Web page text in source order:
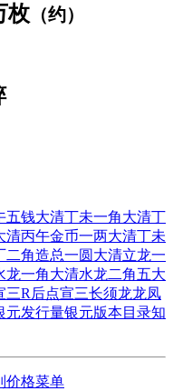
枚 （约）
五钱大清丁未一角大清丁
清丙午金币一两大清丁未
二角造总一圆 大清立龙一
龙一角大清水龙二角五大
三R后点宣三长须龙龙凤
元发行量银元版本目录知
价格菜单